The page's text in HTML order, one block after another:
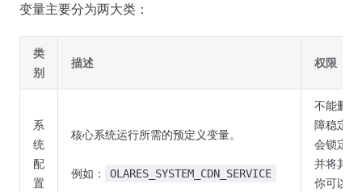
变量主要分为两大类：
类
别
描述 权限
系
统
配
置
核心系统运行所需的预定义变量。
例如： OLARES_SYSTEM_CDN_SERVICE
不能删
障稳定
会锁定
并将其
你可以